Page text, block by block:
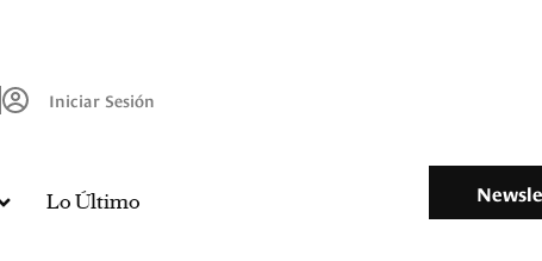
Iniciar Sesión
Lo Último